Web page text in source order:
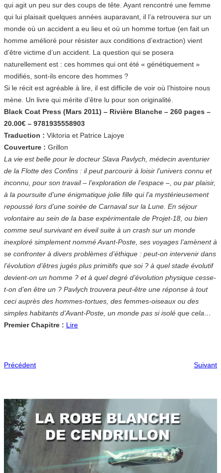
qui agit un peu sur des coups de tête. Ayant rencontré une femme
qui lui plaisait quelques années auparavant, il l’a retrouvera sur un
monde où un accident a eu lieu et où un homme tortue (en fait un
homme amélioré pour résister aux conditions d’extraction) vient
d’être victime d’un accident. La question qui se posera
naturellement est : ces hommes qui ont été « génétiquement »
modifiés, sont-ils encore des hommes ?
Si le récit est agréable à lire, il est difficile de voir où l’histoire nous
mène. Un livre qui mérite d’être lu pour son originalité.
Black Coat Press (Mars 2011) – Rivière Blanche – 260 pages –
20.00€ – 9781935558903
Traduction : Viktoria et Patrice Lajoye
Couverture : Grillon
La vie est belle pour le docteur Slava Pavlych, médecin aventurier
de la Flotte des Confins : il peut parcourir à loisir l’univers connu et
inconnu, pour son travail – l’exploration de l’espace –, ou par plaisir,
à la poursuite d’une énigmatique jolie fille qui l’a mystérieusement
repoussé lors d’une soirée de Carnaval sur la Lune. En séjour
volontaire au sein de la base expérimentale de Projet-18, ou bien
comme seul survivant en éveil suite à un crash sur un monde
inexploré simplement nommé Avant-Poste, ses voyages l’amènent à
se confronter à divers problèmes d’éthique : peut-on intervenir dans
l’évolution d’êtres jugés plus primitifs que soi ? à quel stade évolutif
devient-on un homme ? et à quel degré d’évolution physique cesse-
t-on d’en être un ? Pavlych trouvera peut-être une réponse à tout
ceci auprès des hommes-tortues, des femmes-oiseaux ou des
simples habitants d’Avant-Poste, un monde pas si isolé que cela…
Premier Chapitre : Lire
Précédent Suivant